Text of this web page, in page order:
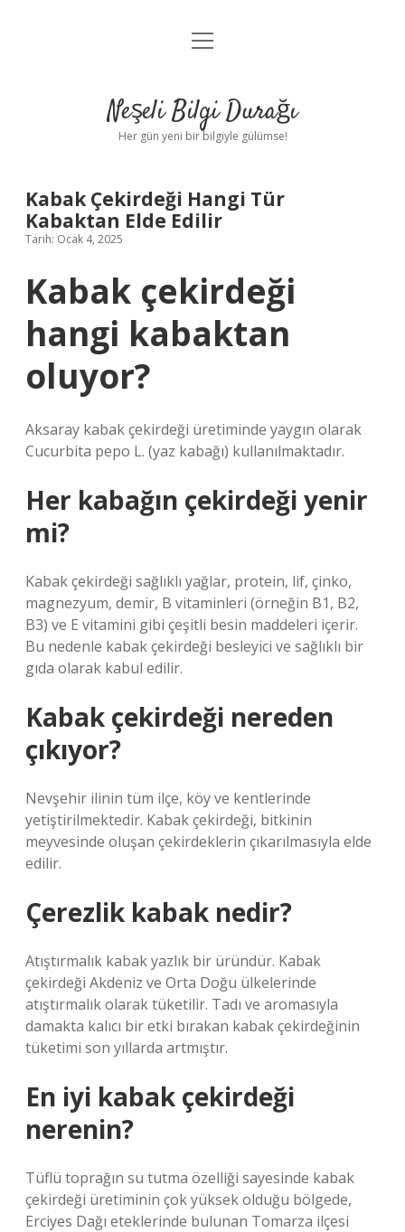
Anasayfa
Yasal Uyarı
menüyü
Neşeli Bilgi Durağı
Her gün yeni bir bilgiyle gülümse!
Kabak Çekirdeği Hangi Tür
Kabaktan Elde Edilir
Tarih: Ocak 4, 2025
Kabak çekirdeği
hangi kabaktan
oluyor?
Aksaray kabak çekirdeği üretiminde yaygın olarak
Cucurbita pepo L. (yaz kabağı) kullanılmaktadır.
Her kabağın çekirdeği yenir
mi?
Kabak çekirdeği sağlıklı yağlar, protein, lif, çinko,
magnezyum, demir, B vitaminleri (örneğin B1, B2,
B3) ve E vitamini gibi çeşitli besin maddeleri içerir.
Bu nedenle kabak çekirdeği besleyici ve sağlıklı bir
gıda olarak kabul edilir.
Kabak çekirdeği nereden
çıkıyor?
Nevşehir ilinin tüm ilçe, köy ve kentlerinde
yetiştirilmektedir. Kabak çekirdeği, bitkinin
meyvesinde oluşan çekirdeklerin çıkarılmasıyla elde
edilir.
Çerezlik kabak nedir?
Atıştırmalık kabak yazlık bir üründür. Kabak
çekirdeği Akdeniz ve Orta Doğu ülkelerinde
atıştırmalık olarak tüketilir. Tadı ve aromasıyla
damakta kalıcı bir etki bırakan kabak çekirdeğinin
tüketimi son yıllarda artmıştır.
En iyi kabak çekirdeği
nerenin?
Tüflü toprağın su tutma özelliği sayesinde kabak
çekirdeği üretiminin çok yüksek olduğu bölgede,
Erciyes Dağı eteklerinde bulunan Tomarza ilçesi